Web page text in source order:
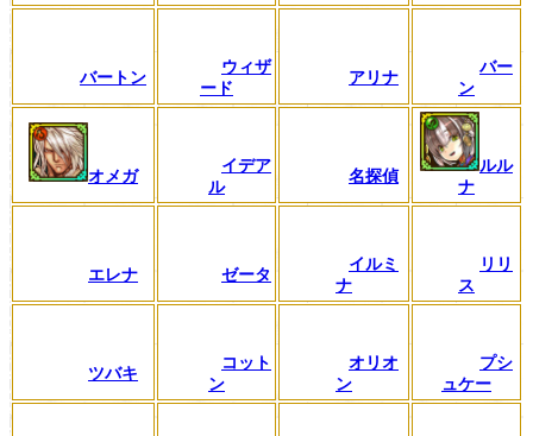
バートン
ウィザ
ード
アリナ
バー
ン
オメガ
イデア
ル
名探偵
ルル
ナ
エレナ ゼータ
イルミ
ナ
リリ
ス
ツバキ
コット
ン
オリオ
ン
プシ
ュケー